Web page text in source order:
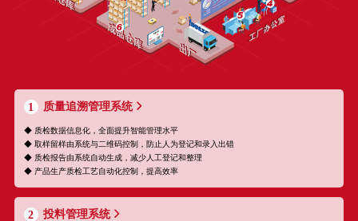
1 质量追溯管理系统
◆ 质检数据信息化，全面提升智能管理水平
◆ 取样留样由系统与二维码控制，防止人为登记和录入出错
◆ 质检报告由系统自动生成，减少人工登记和整理
◆ 产品生产质检工艺自动化控制，提高效率
2 投料管理系统